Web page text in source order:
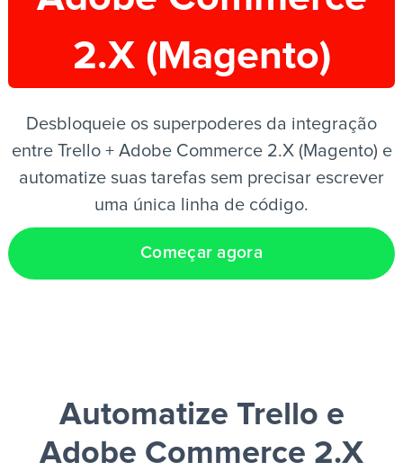
PT
2.X (Magento)
Desbloqueie os superpoderes da integração
entre Trello + Adobe Commerce 2.X (Magento) e
automatize suas tarefas sem precisar escrever
uma única linha de código.
Começar agora
Automatize Trello e
Adobe Commerce 2.X